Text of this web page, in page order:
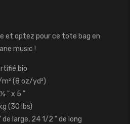
et optez pour ce tote bag en
music !
bio
(8 oz/yd²)
½ " x 5 "
(30 lbs)
de large, 24 1/2 " de long